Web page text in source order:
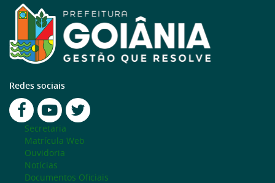
Redes sociais
Secretaria
Matrícula Web
Ouvidoria
Notícias
Documentos Oficiais